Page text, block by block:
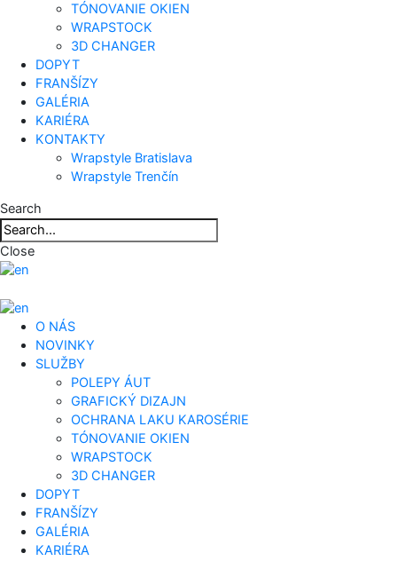
TÓNOVANIE OKIEN
WRAPSTOCK
3D CHANGER
DOPYT
FRANŠÍZY
GALÉRIA
KARIÉRA
KONTAKTY
Wrapstyle Bratislava
Wrapstyle Trenčín
Search
Close
O NÁS
NOVINKY
SLUŽBY
POLEPY ÁUT
GRAFICKÝ DIZAJN
OCHRANA LAKU KAROSÉRIE
TÓNOVANIE OKIEN
WRAPSTOCK
3D CHANGER
DOPYT
FRANŠÍZY
GALÉRIA
KARIÉRA